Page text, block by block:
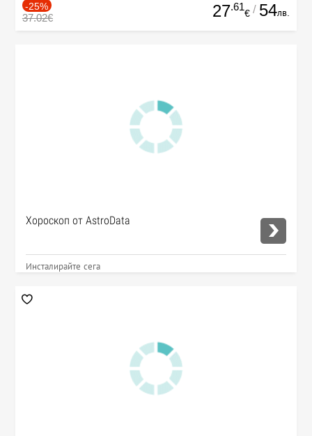
-25%
37.02€ 27.61
€ / 54лв.
Хороскоп от AstroData
Инсталирайте сега